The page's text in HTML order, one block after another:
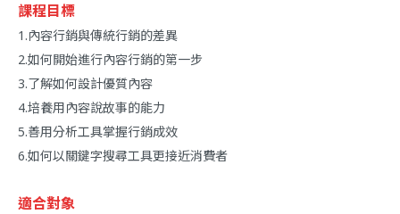
課程目標
1.內容行銷與傳統行銷的差異
2.如何開始進行內容行銷的第一步
3.了解如何設計優質內容
4.培養用內容說故事的能力
5.善用分析工具掌握行銷成效
6.如何以關鍵字搜尋工具更接近消費者
適合對象